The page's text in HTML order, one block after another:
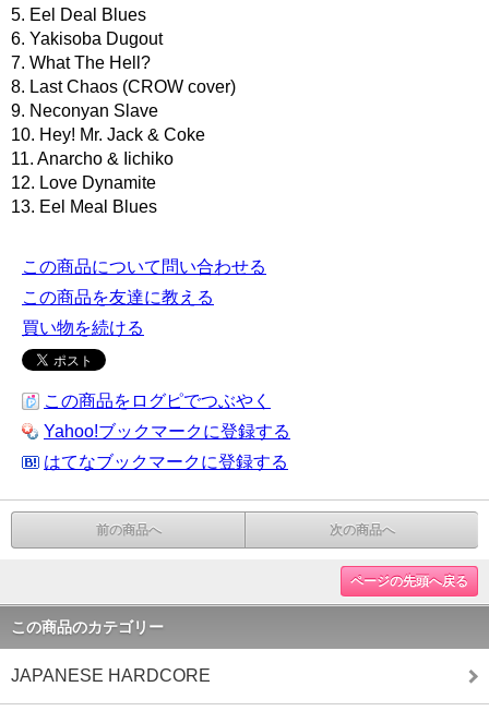
5. Eel Deal Blues
6. Yakisoba Dugout
7. What The Hell?
8. Last Chaos (CROW cover)
9. Neconyan Slave
10. Hey! Mr. Jack & Coke
11. Anarcho & Iichiko
12. Love Dynamite
13. Eel Meal Blues
この商品について問い合わせる
この商品を友達に教える
買い物を続ける
この商品をログピでつぶやく
Yahoo!ブックマークに登録する
はてなブックマークに登録する
前の商品へ 次の商品へ
ページの先頭へ戻る
この商品のカテゴリー
JAPANESE HARDCORE